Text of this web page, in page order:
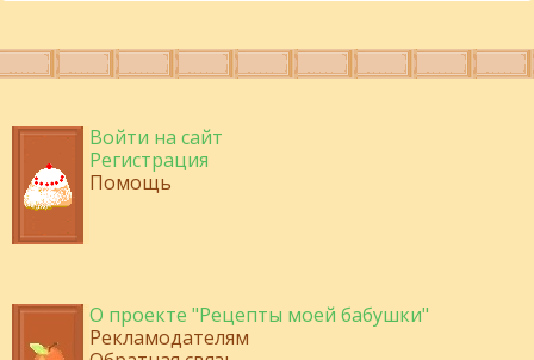
Войти на сайт
Регистрация
Помощь
О проекте "Рецепты моей бабушки"
Рекламодателям